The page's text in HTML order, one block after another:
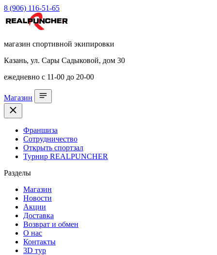
8 (906) 116-51-65
магазин спортивной экипировки
Казань, ул. Сары Садыковой, дом 30
ежедневно с 11-00 до 20-00
Магазин
Франшиза
Сотрудничество
Открыть спортзал
Турнир REALPUNCHER
Разделы
Магазин
Новости
Акции
Доставка
Возврат и обмен
О нас
Контакты
3D тур